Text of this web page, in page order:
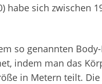
habe sich zwischen
so genannten
indem man das
in Metern teilt.